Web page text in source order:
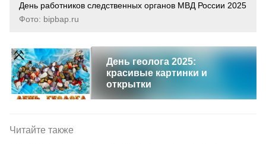
День работников следственных органов МВД России 2025
Фото: bipbap.ru
День геолога 2025:
красивые картинки и
открытки
Читайте также